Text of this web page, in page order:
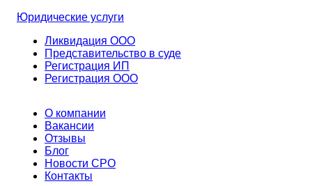
Юридические услуги
Ликвидация ООО
Представительство в суде
Регистрация ИП
Регистрация ООО
О компании
Вакансии
Отзывы
Блог
Новости СРО
Контакты